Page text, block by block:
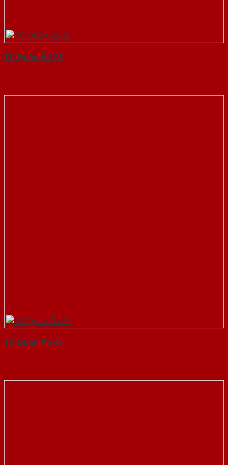
Tủ Quần Áo 28
Tủ Quần Áo 46